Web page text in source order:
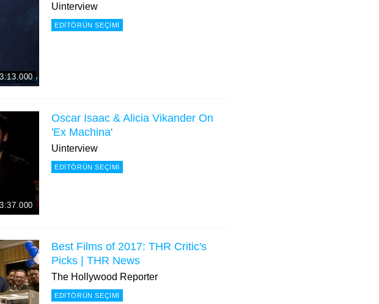
Uinterview
EDITÖRÜN SEÇIMI
Oscar Isaac & Alicia Vikander On
'Ex Machina'
Uinterview
EDITÖRÜN SEÇIMI
Best Films of 2017: THR Critic's
Picks | THR News
The Hollywood Reporter
EDITÖRÜN SEÇIMI